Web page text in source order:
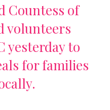
Countess of
volunteers
yesterday to
for families